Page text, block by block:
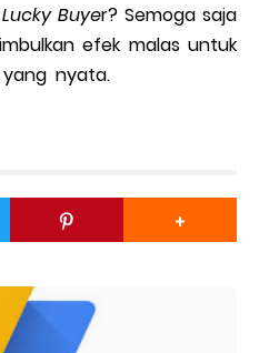
Lucky Buyer? Semoga saja
efek malas untuk
nyata.